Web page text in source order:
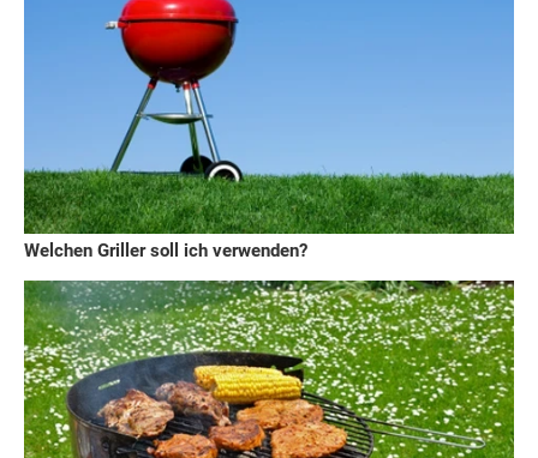
Welchen Griller soll ich verwenden?